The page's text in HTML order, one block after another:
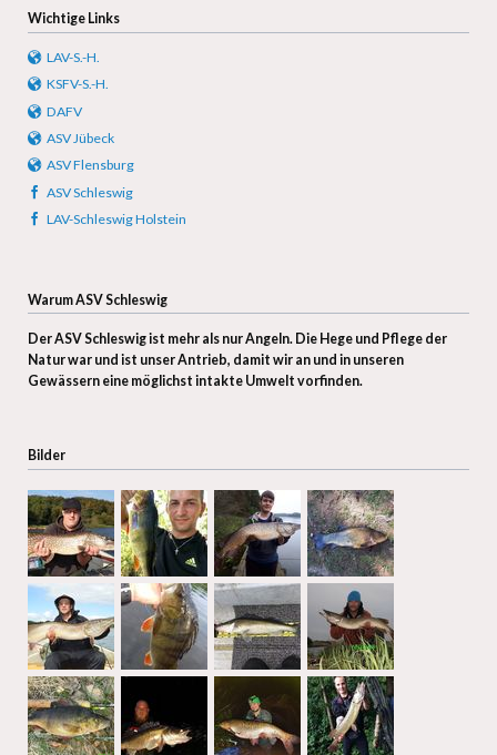
Wichtige Links
LAV-S.-H.
KSFV-S.-H.
DAFV
ASV Jübeck
ASV Flensburg
ASV Schleswig
LAV-Schleswig Holstein
Warum ASV Schleswig
Der ASV Schleswig ist mehr als nur Angeln. Die Hege und Pflege der
Natur war und ist unser Antrieb, damit wir an und in unseren
Gewässern eine möglichst intakte Umwelt vorfinden.
Bilder